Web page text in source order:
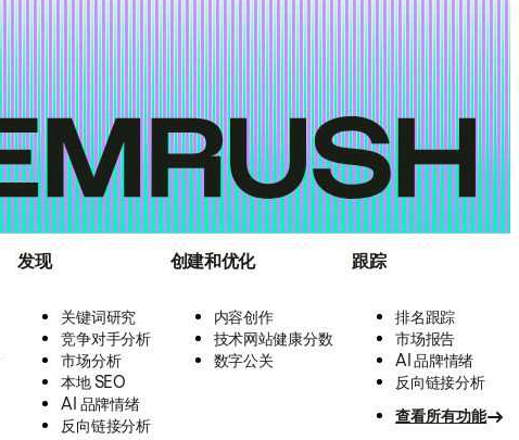
发现
关键词研究
竞争对手分析
市场分析
本地 SEO
AI 品牌情绪
反向链接分析
创建和优化
内容创作
技术网站健康分数
数字公关
跟踪
排名跟踪
市场报告
AI 品牌情绪
反向链接分析
查看所有功能